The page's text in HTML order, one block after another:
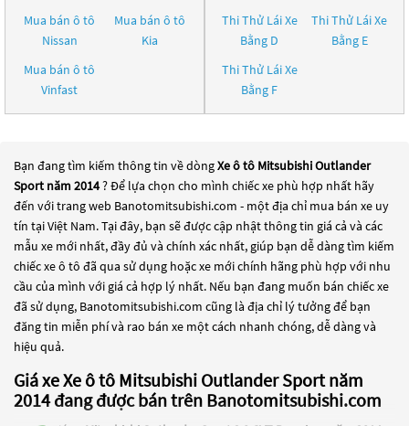
Mua bán ô tô
Nissan
Mua bán ô tô
Kia
Mua bán ô tô
Vinfast
Thi Thử Lái Xe
Bằng D
Thi Thử Lái Xe
Bằng E
Thi Thử Lái Xe
Bằng F
Bạn đang tìm kiếm thông tin về dòngXe ô tô Mitsubishi Outlander
Sport năm 2014? Để lựa chọn cho mình chiếc xe phù hợp nhất hãy
đến với trang web Banotomitsubishi.com - một địa chỉ mua bán xe uy
tín tại Việt Nam. Tại đây, bạn sẽ được cập nhật thông tin giá cả và các
mẫu xe mới nhất, đầy đủ và chính xác nhất, giúp bạn dễ dàng tìm kiếm
chiếc xe ô tô đã qua sử dụng hoặc xe mới chính hãng phù hợp với nhu
cầu của mình với giá cả hợp lý nhất. Nếu bạn đang muốn bán chiếc xe
đã sử dụng, Banotomitsubishi.com cũng là địa chỉ lý tưởng để bạn
đăng tin miễn phí và rao bán xe một cách nhanh chóng, dễ dàng và
hiệu quả.
Giá xe Xe ô tô Mitsubishi Outlander Sport năm
2014 đang được bán trên Banotomitsubishi.com